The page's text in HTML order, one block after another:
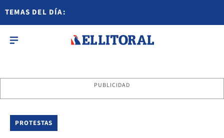
TEMAS DEL DÍA:
PUBLICIDAD
PROTESTAS